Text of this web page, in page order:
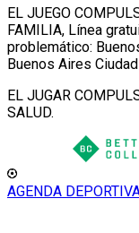
EL JUEGO
FAMILIA, Línea
problemático:
Buenos Aires
EL JUGAR
SALUD.
AGENDA